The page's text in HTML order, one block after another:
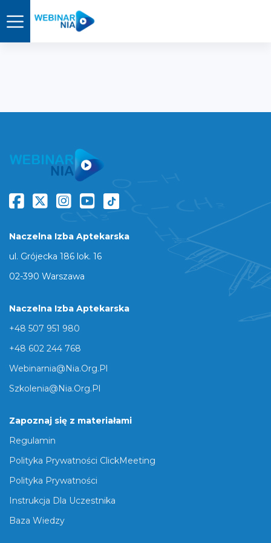
Naczelna Izba Aptekarska
ul. Grójecka 186 lok. 16
02-390 Warszawa
Naczelna Izba Aptekarska
+48 507 951 980
+48 602 244 768
Webinarnia@nia.org.pl
Szkolenia@nia.org.pl
Zapoznaj się z materiałami
Regulamin
Polityka Prywatności ClickMeeting
Polityka Prywatności
Instrukcja Dla Uczestnika
Baza Wiedzy